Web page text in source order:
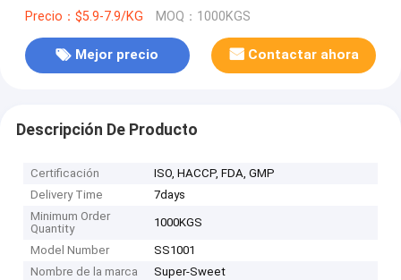
bricolaje
Precio：$5.9-7.9/KG MOQ：1000KGS
Mejor precio Contactar ahora
Descripción De Producto
Certificación
ISO, HACCP, FDA, GMP
Delivery Time
7days
Minimum Order
Quantity
1000KGS
Model Number
SS1001
Nombre de la marca
Super-Sweet